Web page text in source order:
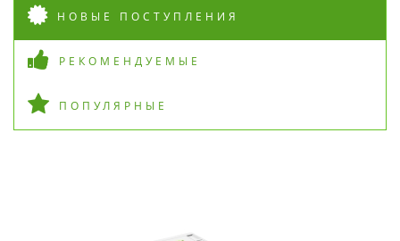
НОВЫЕ ПОСТУПЛЕНИЯ
РЕКОМЕНДУЕМЫЕ
ПОПУЛЯРНЫЕ